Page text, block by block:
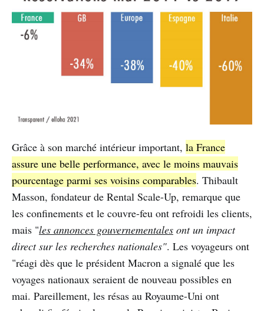
Grâce à son marché intérieur important, la France
assure une belle performance, avec le moins mauvais
pourcentage parmi ses voisins comparables. Thibault
Masson, fondateur de Rental Scale-Up, remarque que
les confinements et le couvre-feu ont refroidi les clients,
mais "les annonces gouvernementales ont un impact
direct sur les recherches nationales". Les voyageurs ont
"réagi dès que le président Macron a signalé que les
voyages nationaux seraient de nouveau possibles en
mai. Pareillement, les résas au Royaume-Uni ont